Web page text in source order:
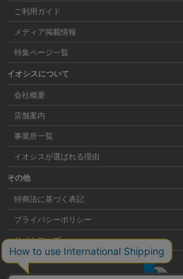
ご利用ガイド
メディア掲載情報
特集ページ一覧
イオシスについて
会社概要
店舗案内
事業所一覧
イオシスが選ばれる理由
その他
特商法に基づく表記
プライバシーポリシー
サイトマップ